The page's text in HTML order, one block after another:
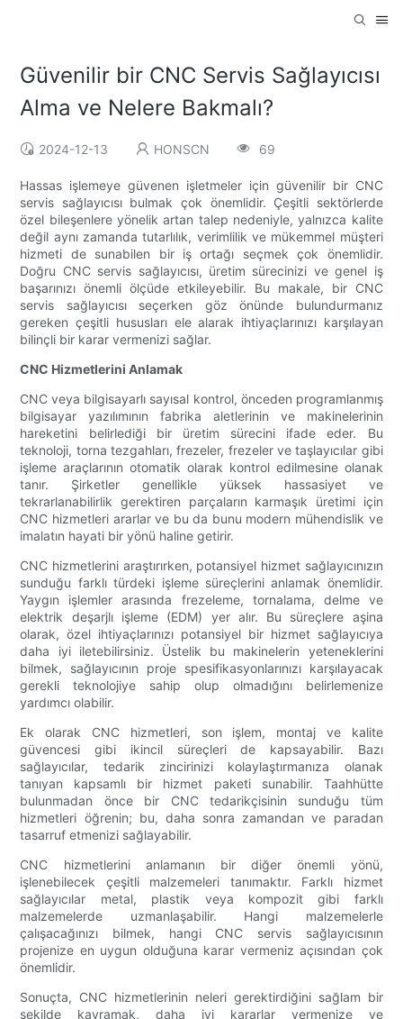
Güvenilir bir CNC Servis Sağlayıcısı
Alma ve Nelere Bakmalı?
2024-12-13 HONSCN 69
Hassas işlemeye güvenen işletmeler için güvenilir bir CNC
servis sağlayıcısı bulmak çok önemlidir. Çeşitli sektörlerde
özel bileşenlere yönelik artan talep nedeniyle, yalnızca kalite
değil aynı zamanda tutarlılık, verimlilik ve mükemmel müşteri
hizmeti de sunabilen bir iş ortağı seçmek çok önemlidir.
Doğru CNC servis sağlayıcısı, üretim sürecinizi ve genel iş
başarınızı önemli ölçüde etkileyebilir. Bu makale, bir CNC
servis sağlayıcısı seçerken göz önünde bulundurmanız
gereken çeşitli hususları ele alarak ihtiyaçlarınızı karşılayan
bilinçli bir karar vermenizi sağlar.
CNC Hizmetlerini Anlamak
CNC veya bilgisayarlı sayısal kontrol, önceden programlanmış
bilgisayar yazılımının fabrika aletlerinin ve makinelerinin
hareketini belirlediği bir üretim sürecini ifade eder. Bu
teknoloji, torna tezgahları, frezeler, frezeler ve taşlayıcılar gibi
işleme araçlarının otomatik olarak kontrol edilmesine olanak
tanır. Şirketler genellikle yüksek hassasiyet ve
tekrarlanabilirlik gerektiren parçaların karmaşık üretimi için
CNC hizmetleri ararlar ve bu da bunu modern mühendislik ve
imalatın hayati bir yönü haline getirir.
CNC hizmetlerini araştırırken, potansiyel hizmet sağlayıcınızın
sunduğu farklı türdeki işleme süreçlerini anlamak önemlidir.
Yaygın işlemler arasında frezeleme, tornalama, delme ve
elektrik deşarjlı işleme (EDM) yer alır. Bu süreçlere aşina
olarak, özel ihtiyaçlarınızı potansiyel bir hizmet sağlayıcıya
daha iyi iletebilirsiniz. Üstelik bu makinelerin yeteneklerini
bilmek, sağlayıcının proje spesifikasyonlarınızı karşılayacak
gerekli teknolojiye sahip olup olmadığını belirlemenize
yardımcı olabilir.
Ek olarak CNC hizmetleri, son işlem, montaj ve kalite
güvencesi gibi ikincil süreçleri de kapsayabilir. Bazı
sağlayıcılar, tedarik zincirinizi kolaylaştırmanıza olanak
tanıyan kapsamlı bir hizmet paketi sunabilir. Taahhütte
bulunmadan önce bir CNC tedarikçisinin sunduğu tüm
hizmetleri öğrenin; bu, daha sonra zamandan ve paradan
tasarruf etmenizi sağlayabilir.
CNC hizmetlerini anlamanın bir diğer önemli yönü,
işlenebilecek çeşitli malzemeleri tanımaktır. Farklı hizmet
sağlayıcılar metal, plastik veya kompozit gibi farklı
malzemelerde uzmanlaşabilir. Hangi malzemelerle
çalışacağınızı bilmek, hangi CNC servis sağlayıcısının
projenize en uygun olduğuna karar vermeniz açısından çok
önemlidir.
Sonuçta, CNC hizmetlerinin neleri gerektirdiğini sağlam bir
şekilde kavramak, daha iyi kararlar vermenize ve